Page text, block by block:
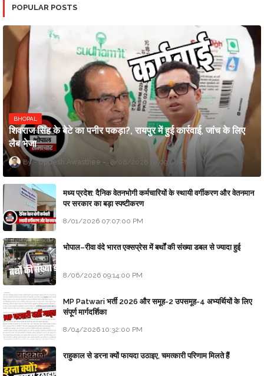
POPULAR POSTS
BHOPAL
शिवराज सिंह के बेटे का पनीर पकड़ा?, रायपुर में हुई कार्रवाई, जांच के लिए
लैब भेजा
Updesh Awasthee 8/06/2026 10:09:00 PM
मध्य प्रदेश: दैनिक वेतनभोगी कर्मचारियों के स्थायी वर्गीकरण और वेतनमान
पर सरकार का बड़ा स्पष्टीकरण
8/01/2026 07:07:00 PM
भोपाल–रीवा वंदे भारत एक्सप्रेस में बर्थों की संख्या डबल से ज्यादा हुई
8/06/2026 09:14:00 PM
MP Patwari भर्ती 2026 और समूह-2 उपसमूह-4 अभ्यर्थियों के लिए
संपूर्ण मार्गदर्शिका
8/04/2026 10:32:00 PM
राहुकाल से डरना क्यों फायदा उठाइए, चमत्कारी परिणाम मिलते हैं